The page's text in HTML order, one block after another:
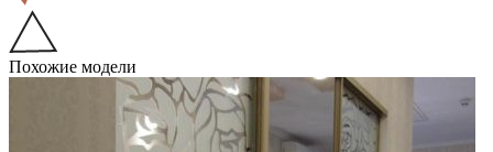
Похожие модели